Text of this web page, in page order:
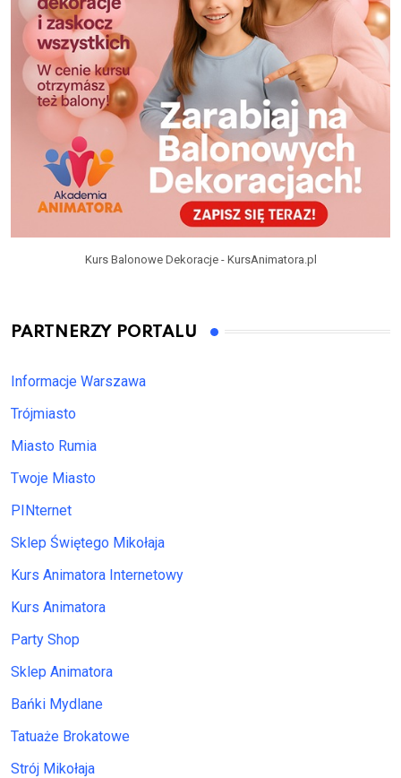
Kurs Balonowe Dekoracje - KursAnimatora.pl
PARTNERZY PORTALU
Informacje Warszawa
Trójmiasto
Miasto Rumia
Twoje Miasto
PINternet
Sklep Świętego Mikołaja
Kurs Animatora Internetowy
Kurs Animatora
Party Shop
Sklep Animatora
Bańki Mydlane
Tatuaże Brokatowe
Strój Mikołaja